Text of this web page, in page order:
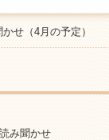
せ（4月の予定）
み聞かせ